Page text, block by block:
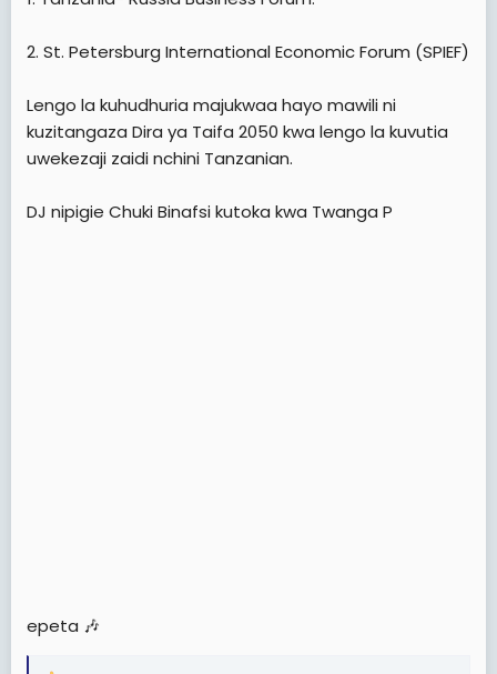
2. St. Petersburg International Economic Forum (SPIEF)
Lengo la kuhudhuria majukwaa hayo mawili ni
kuzitangaza Dira ya Taifa 2050 kwa lengo la kuvutia
uwekezaji zaidi nchini Tanzanian.
DJ nipigie Chuki Binafsi kutoka kwa Twanga P
epeta 🎶